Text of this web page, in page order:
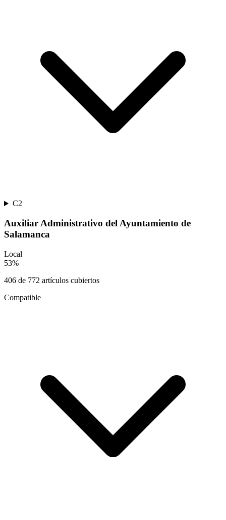
C2
Auxiliar Administrativo del Ayuntamiento de
Salamanca
Local
53%
406 de 772 artículos cubiertos
Compatible